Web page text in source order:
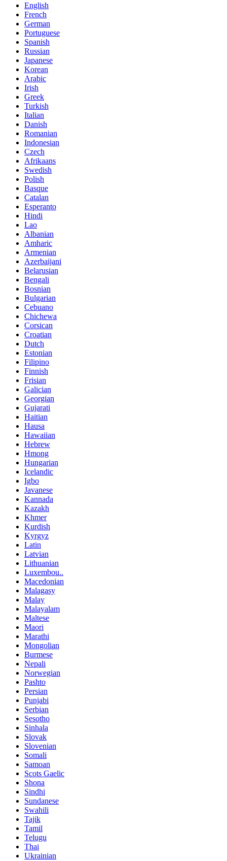
English
French
German
Portuguese
Spanish
Russian
Japanese
Korean
Arabic
Irish
Greek
Turkish
Italian
Danish
Romanian
Indonesian
Czech
Afrikaans
Swedish
Polish
Basque
Catalan
Esperanto
Hindi
Lao
Albanian
Amharic
Armenian
Azerbaijani
Belarusian
Bengali
Bosnian
Bulgarian
Cebuano
Chichewa
Corsican
Croatian
Dutch
Estonian
Filipino
Finnish
Frisian
Galician
Georgian
Gujarati
Haitian
Hausa
Hawaiian
Hebrew
Hmong
Hungarian
Icelandic
Igbo
Javanese
Kannada
Kazakh
Khmer
Kurdish
Kyrgyz
Latin
Latvian
Lithuanian
Luxembou..
Macedonian
Malagasy
Malay
Malayalam
Maltese
Maori
Marathi
Mongolian
Burmese
Nepali
Norwegian
Pashto
Persian
Punjabi
Serbian
Sesotho
Sinhala
Slovak
Slovenian
Somali
Samoan
Scots Gaelic
Shona
Sindhi
Sundanese
Swahili
Tajik
Tamil
Telugu
Thai
Ukrainian